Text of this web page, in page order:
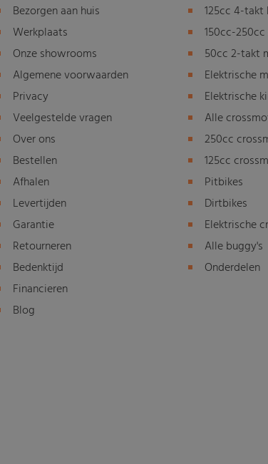
Bezorgen aan huis
Werkplaats
Onze showrooms
Algemene voorwaarden
Privacy
Veelgestelde vragen
Over ons
Bestellen
Afhalen
Levertijden
Garantie
Retourneren
Bedenktijd
Financieren
Blog
125cc 4-takt
150cc-
50cc 2-takt
Elektrische
Elektrische
Alle
250cc
125cc
Pitbikes
Dirtbikes
Elektrische
Alle buggy's
Onderdelen